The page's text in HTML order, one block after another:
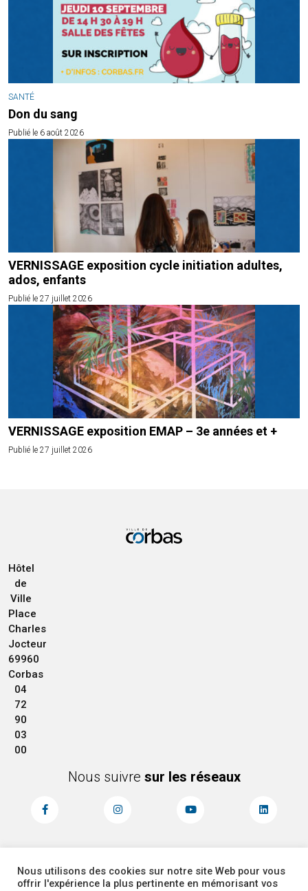
SANTÉ
Don du sang
Publié le 6 août 2026
VERNISSAGE exposition cycle initiation adultes,
ados, enfants
Publié le 27 juillet 2026
VERNISSAGE exposition EMAP – 3e années et +
Publié le 27 juillet 2026
Hôtel
de
Ville
Place
Charles
Jocteur
69960
Corbas
04
72
90
03
00
Nous suivre sur les réseaux
MENTIONS LÉGALES
ACCESSIBILITÉ
Nous utilisons des cookies sur notre site Web pour vous
offrir l'expérience la plus pertinente en mémorisant vos